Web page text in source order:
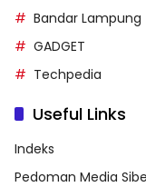
Bandar Lampung
GADGET
Techpedia
Useful Links
Indeks
Pedoman Media